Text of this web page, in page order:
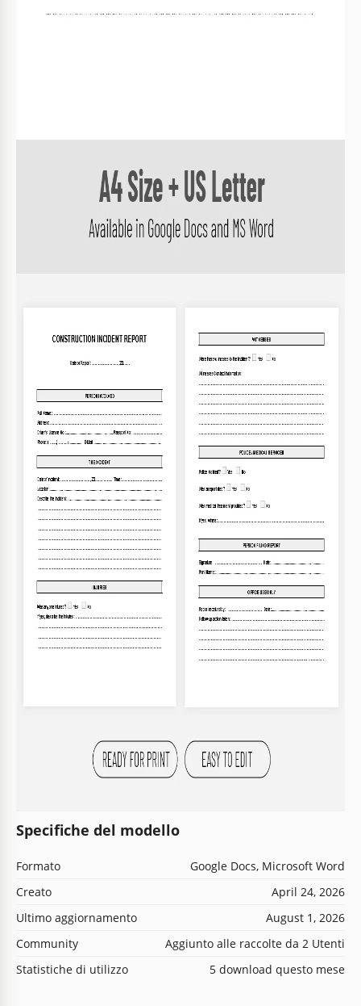
Specifiche del modello
Formato
Google Docs, Microsoft Word
Creato
April 24, 2026
Ultimo aggiornamento
August 1, 2026
Community
Aggiunto alle raccolte da 2 Utenti
Statistiche di utilizzo
5 download questo mese